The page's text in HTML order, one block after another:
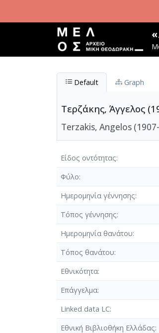
Default Graph
Τερζάκης, Άγγελος
Terzakis, Angelos
Είδος οντότητας
Φύλο
Ημερομηνία γέννησης
Τόπος γέννησης
Ημερομηνία θανάτου
Τόπος θανάτου
Εθνικότητα
Επάγγελμα
Linked data LC
Εθνική Βιβλιοθήκη Ελλάδας